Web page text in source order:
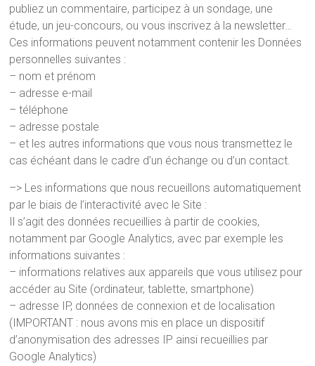
publiez un commentaire, participez à un sondage, une
étude, un jeu-concours, ou vous inscrivez à la newsletter…
Ces informations peuvent notamment contenir les Données
personnelles suivantes :
– nom et prénom
– adresse e-mail
– téléphone
– adresse postale
– et les autres informations que vous nous transmettez le
cas échéant dans le cadre d’un échange ou d’un contact.
–> Les informations que nous recueillons automatiquement
par le biais de l’interactivité avec le Site :
Il s’agit des données recueillies à partir de cookies,
notamment par Google Analytics, avec par exemple les
informations suivantes :
– informations relatives aux appareils que vous utilisez pour
accéder au Site (ordinateur, tablette, smartphone)
– adresse IP, données de connexion et de localisation
(IMPORTANT : nous avons mis en place un dispositif
d’anonymisation des adresses IP ainsi recueillies par
Google Analytics)